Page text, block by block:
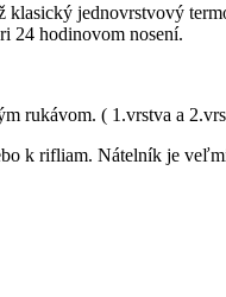
klasický jednovrstvový
24 hodinovom nosení.
rukávom. ( 1.vrstva a
k rifliam. Nátelník je